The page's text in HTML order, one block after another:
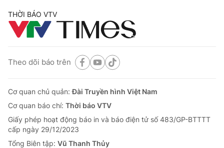
THỜI BÁO VTV
Theo dõi báo trên
Cơ quan chủ quản:Đài Truyền hình Việt Nam
Cơ quan báo chí: Thời báo VTV
Giấy phép hoạt động báo in và báo điện tử số 483/GP-BTTTT
cấp ngày 29/12/2023
Tổng Biên tập: Vũ Thanh Thủy